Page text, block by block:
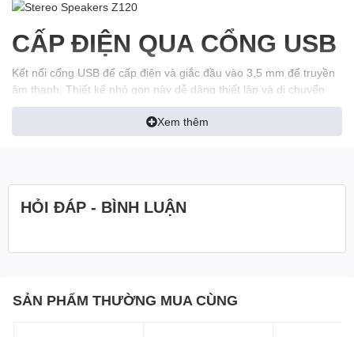
CẤP ĐIỆN QUA CỔNG USB
Kết nối cổng USB để cấp điện và giắc đầu vào 3,5 mm để truyền
âm thanh. Thiết kế nhỏ gọn này dễ dàng thiết lập và di chuyển
xung quanh.
Điều chỉnh độ dài dây thông qua giải pháp quản lý dây ở mặt sau
của loa.
Xem thêm
HỎI ĐÁP - BÌNH LUẬN
SẢN PHẨM THƯỜNG MUA CÙNG